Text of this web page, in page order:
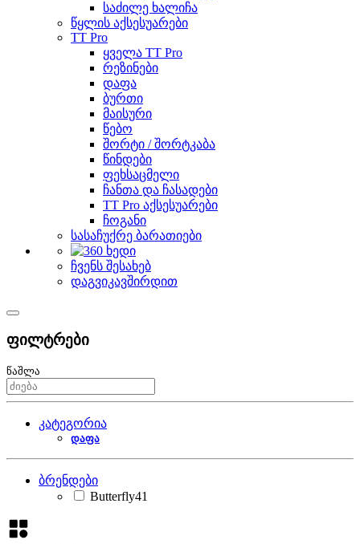
საძილე ხალიჩა
წყლის აქსესუარები
TT Pro
ყველა TT Pro
რეზინები
დაფა
ბურთი
მაისური
წებო
შორტი / შორტკაბა
წინდები
ფეხსაცმელი
ჩანთა და ჩასადები
TT Pro აქსესუარები
ჩოგანი
სასაჩუქრე ბარათიები
ჩვენს შესახებ
დაგვიკავშირდით
ფილტრები
წაშლა
კატეგორია
დაფა
ბრენდები
Butterfly41